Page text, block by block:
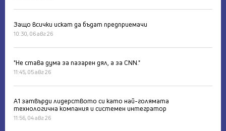
Защо всички искат да бъдат предприемачи
10:30, 06 авг 26
"Не става дума за пазарен дял, а за CNN."
11:45, 05 авг 26
А1 затвърди лидерството си като най-голямата
технологична компания и системен интегратор
11:56, 04 авг 26